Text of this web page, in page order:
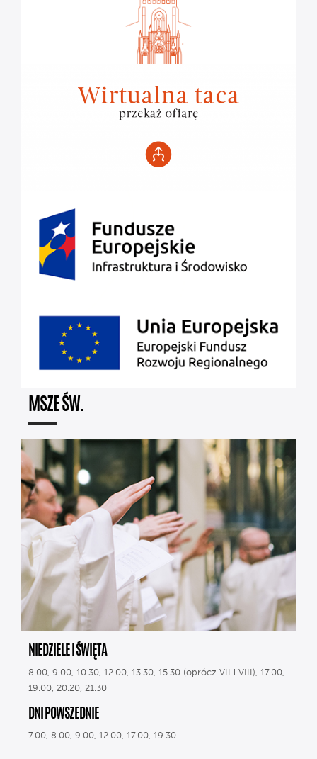
MSZE ŚW.
NIEDZIELE I ŚWIĘTA
8.00, 9.00, 10.30, 12.00, 13.30, 15.30 (oprócz VII i VIII), 17.00,
19.00, 20.20, 21.30
DNI POWSZEDNIE
7.00, 8.00, 9.00, 12.00, 17.00, 19.30